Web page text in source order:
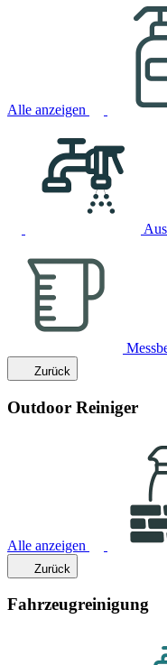
Alle anzeigen
Zurück
Outdoor Reiniger
Alle anzeigen
Zurück
Fahrzeugreinigung